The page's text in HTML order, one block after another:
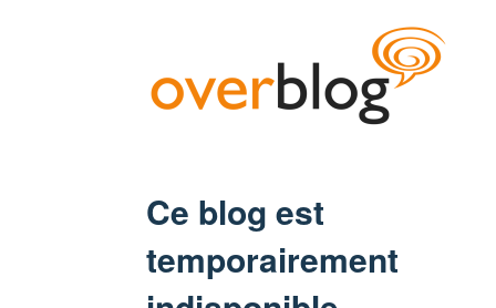
Ce blog est
temporairement